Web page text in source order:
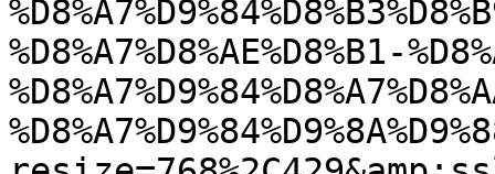
%D8%A7%D8%AE%D8%B1-